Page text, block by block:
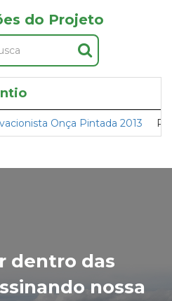
do Projeto
Onça Pintada 2013
dentro das
nossa